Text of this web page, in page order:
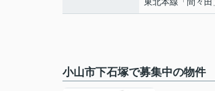
小山市下石塚で募集中の物件